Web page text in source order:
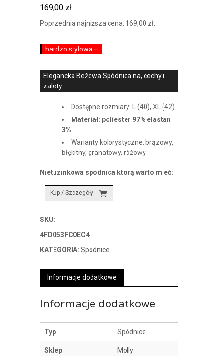
169,00 zł
Poprzednia najniższa cena: 169,00 zł.
bardzo stylowa –
Elegancka Beżowa Spódnica na, cechy i
zalety:
Dostępne rozmiary: L (40), XL (42)
Materiał: poliester 97% elastan
3%
Warianty kolorystyczne: brązowy,
błękitny, granatowy, różowy
Nietuzinkowa spódnica którą warto mieć:
Kup / Szczegóły
SKU:
4FD053FC0EC4
KATEGORIA: Spódnice
Informacje dodatkowe
Informacje dodatkowe
Typ Spódnice
Sklep Molly